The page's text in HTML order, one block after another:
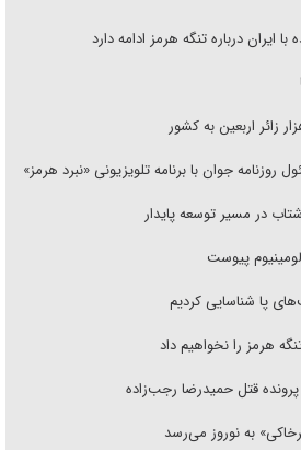
ایران درباره تنگه هرمز ادامه دارد
جوان با برنامه تلویزیونی «نبرد هرمز»
در مسیر توسعه پایدار
پیوست
پا شناسایی کردیم
هرمز را نخواهیم داد
قتل حمیدرضا رجب‌زاده